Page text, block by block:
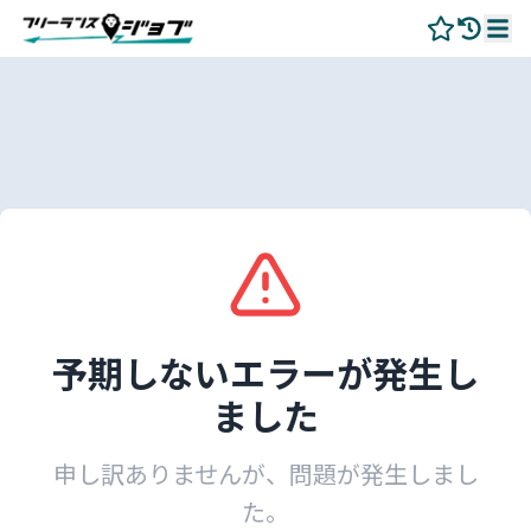
予期しないエラーが発生し
ました
申し訳ありませんが、問題が発生しまし
た。